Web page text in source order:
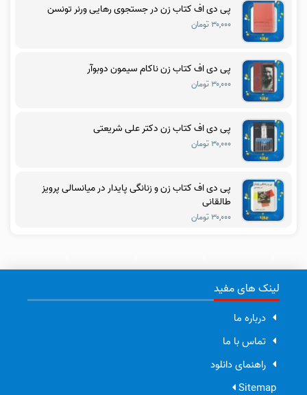
پی دی اف کتاب زن در جستجوی رهایی ورنر تونسن
۳۰,۰۰۰ تومان
پی دی اف کتاب زن ناکام سیمون دوبوآر
۳۰,۰۰۰ تومان
پی دی اف کتاب زن دکتر علی شریعتی
۳۰,۰۰۰ تومان
پی دی اف کتاب زن و زنانگی پایدار در میانسالی پرویز
طالقانی
۳۰,۰۰۰ تومان
لینک های مفید
درباره ما
تماس با ما
راهنمای دانلود
Sitemap